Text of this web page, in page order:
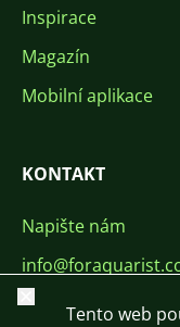
Inspirace
Magazín
Mobilní aplikace
KONTAKT
Napište nám
+420 603 449 602
Zavřít
Tento web